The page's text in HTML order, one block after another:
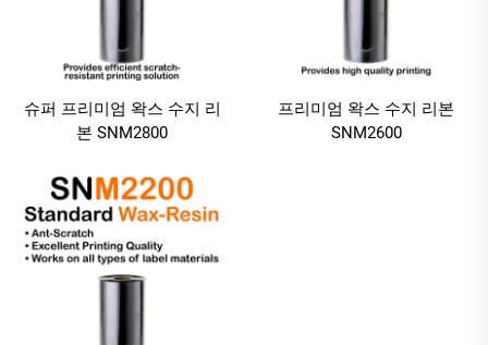
슈퍼 프리미엄 왁스 수지 리
본 SNM2800
프리미엄 왁스 수지 리본
SNM2600